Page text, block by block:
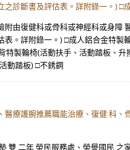
之診斷書及評估表。詳附錄一。) □
附由復健科或骨科或神經科或身障
表。詳附錄一。) □成人鋁合金特製
特製輪椅(活動扶手、活動踏板、升
動踏板) □不銹鋼
醫療護腕推薦職能治療、復健 科、
雙 二年 榮民服務處、榮譽國民 之